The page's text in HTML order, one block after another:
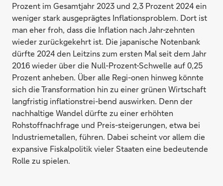
Prozent im Gesamtjahr 2023 und 2,3 Prozent 2024 ein
weniger stark ausgeprägtes Inflationsproblem. Dort ist
man eher froh, dass die Inflation nach Jahr-zehnten
wieder zurückgekehrt ist. Die japanische Notenbank
dürfte 2024 den Leitzins zum ersten Mal seit dem Jahr
2016 wieder über die Null-Prozent-Schwelle auf 0,25
Prozent anheben. Über alle Regi-onen hinweg könnte
sich die Transformation hin zu einer grünen Wirtschaft
langfristig inflationstrei-bend auswirken. Denn der
nachhaltige Wandel dürfte zu einer erhöhten
Rohstoffnachfrage und Preis-steigerungen, etwa bei
Industriemetallen, führen. Dabei scheint vor allem die
expansive Fiskalpolitik vieler Staaten eine bedeutende
Rolle zu spielen.